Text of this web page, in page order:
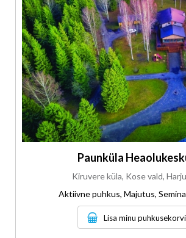
Paunküla
Kiruvere küla, Kose vald,
Aktiivne puhkus, Majutus,
Lisa minu puhkusekorvi